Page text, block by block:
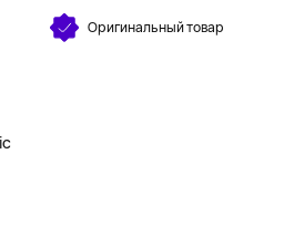
Оригинальный товар